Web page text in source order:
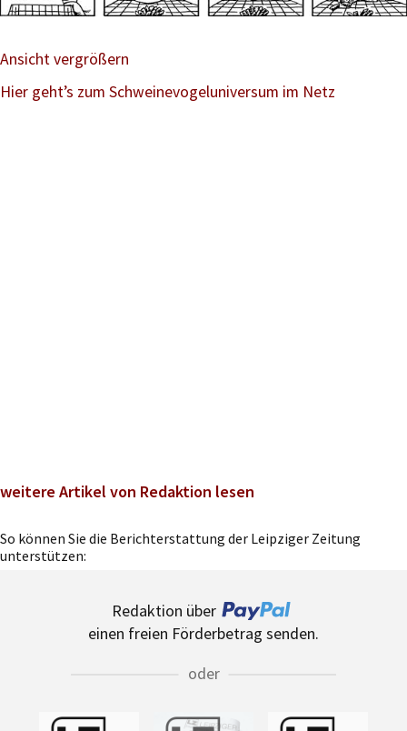
Ansicht vergrößern
Hier geht’s zum Schweinevogeluniversum im Netz
weitere Artikel von Redaktion lesen
So können Sie die Berichterstattung der Leipziger Zeitung
unterstützen:
Redaktion über
einen freien Förderbetrag senden.
oder